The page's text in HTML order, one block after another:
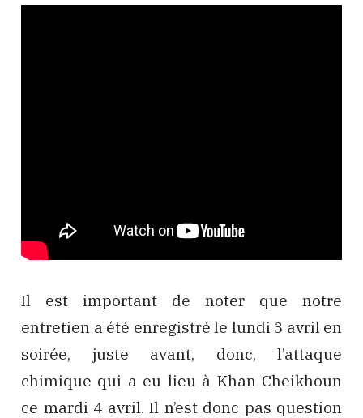
Il est important de noter que notre
entretien a été enregistré le lundi 3 avril en
soirée, juste avant, donc, l’attaque
chimique qui a eu lieu à Khan Cheikhoun
ce mardi 4 avril. Il n’est donc pas question